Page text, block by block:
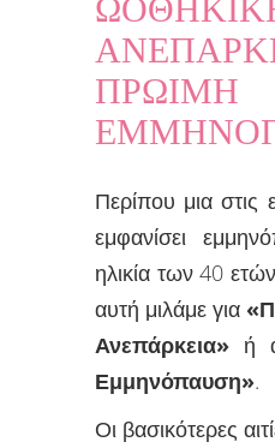
ΠΡΩΙΜΗ
Περίπου μια στις
εμφανίσει
ηλικία των 40
αυτή μιλάμε για
Ανεπάρκεια» ή
Εμμηνόπαυση».
Οι βασικότερες